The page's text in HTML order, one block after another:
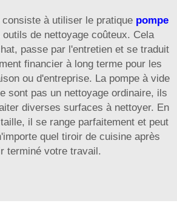
à utiliser le pratique pompe
outils de nettoyage coûteux. Cela
passe par l'entretien et se traduit
financier à long terme pour les
ou d'entreprise. La pompe à vide
sont pas un nettoyage ordinaire, ils
diverses surfaces à nettoyer. En
il se range parfaitement et peut
quel tiroir de cuisine après
terminé votre travail.